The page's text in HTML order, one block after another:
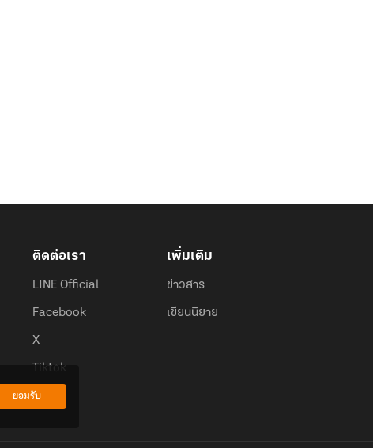
ติดต่อเรา
LINE Official
Facebook
X
Tiktok
เพิ่มเติม
ข่าวสาร
เขียนนิยาย
ยอมรับ